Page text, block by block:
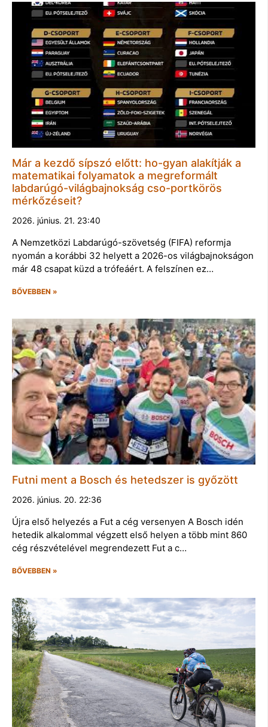
Már a kezdő sípszó előtt: ho-gyan alakítják a
matematikai folyamatok a megreformált
labdarúgó-világbajnokság cso-portkörös
mérkőzéseit?
2026. június. 21. 23:40
A Nemzetközi Labdarúgó-szövetség (FIFA) reformja
nyomán a korábbi 32 helyett a 2026-os világbajnokságon
már 48 csapat küzd a trófeáért. A felszínen ez…
BŐVEBBEN »
Futni ment a Bosch és hetedszer is győzött
2026. június. 20. 22:36
Újra első helyezés a Fut a cég versenyen A Bosch idén
hetedik alkalommal végzett első helyen a több mint 860
cég részvételével megrendezett Fut a c…
BŐVEBBEN »